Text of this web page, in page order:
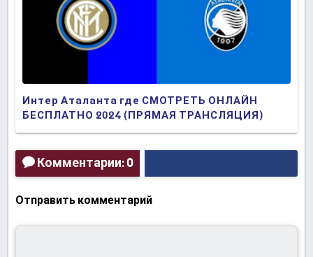
Интер Аталанта где СМОТРЕТЬ ОНЛАЙН
БЕСПЛАТНО 2024 (ПРЯМАЯ ТРАНСЛЯЦИЯ)
Комментарии: 0
Отправить комментарий